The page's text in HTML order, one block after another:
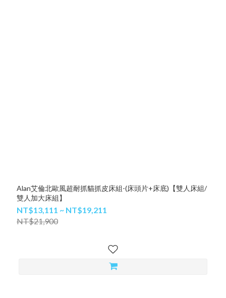
Alan艾倫北歐風超耐抓貓抓皮床組-(床頭片+床底)【雙人床組/
雙人加大床組】
NT$13,111 ~ NT$19,211
NT$21,900